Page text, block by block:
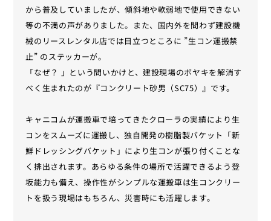
から普及していましたが、傾斜地や軟弱地で使用できない
等の不満の声がありました。また、国内外を問わず建設機
械のリースレンタル店では目立つところに ”生コン運搬禁
止” のステッカーが。
「なぜ？ 」という問いかけと、建設現場のボヤキを解消す
べく生まれたのが『コンクリート砂男（SC75）』です。
キャニコムが運搬車で培ってきたクローラの実績により生
コンをスムーズに運搬し、独自開発の樹脂製バケット「新
鮮ドレッシングバケット」により生コンが張り付くことな
く排出されます。あらゆる条件の場所で活躍できるよう登
坂能力も備え、操作性がシンプルな運搬車は生コンクリー
トを扱う現場はもちろん、災害時にも活躍します。